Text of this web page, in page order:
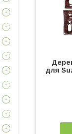
для